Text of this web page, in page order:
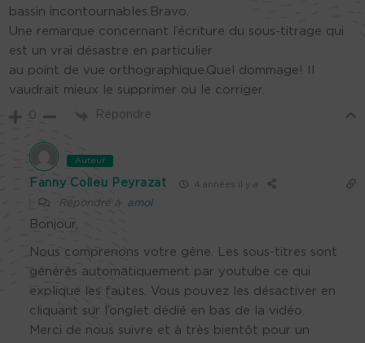
bassin incontournables.Bravo.
Une remarque concernant l’écriture du sous-titrage qui
est un vrai désastre en particulier
au point de vue orthographique.Quel dommage! Il
vaudrait mieux le supprimer ou le corriger.
0 Répondre
Auteur
Fanny Colleu Peyrazat 4 années il y a
Répondre à amol
Bonjour,
Nous comprenons votre gêne. Les sous-titres sont
générés automatiquement par youtube ce qui
explique les fautes. Vous pouvez les désactiver en
cliquant sur l’onglet dédié en bas de la vidéo.
Merci de nous suivre et à très bientôt pour un